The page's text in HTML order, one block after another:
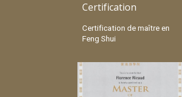
Certification
Certification de maître en
Feng Shui